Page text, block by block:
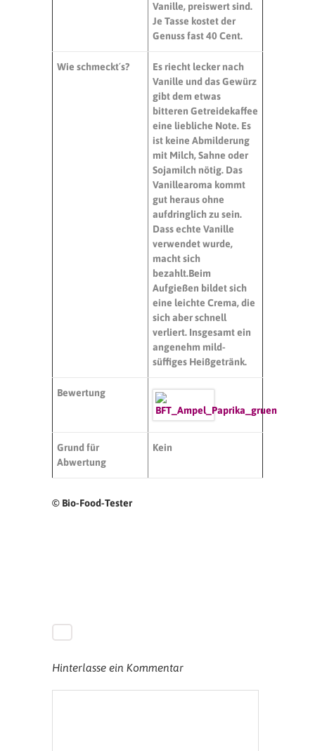
Vanille, preiswert sind.
Je Tasse kostet der
Genuss fast 40 Cent.
Wie schmeckt´s?
Es riecht lecker nach
Vanille und das Gewürz
gibt dem etwas
bitteren Getreidekaffee
eine liebliche Note. Es
ist keine Abmilderung
mit Milch, Sahne oder
Sojamilch nötig. Das
Vanillearoma kommt
gut heraus ohne
aufdringlich zu sein.
Dass echte Vanille
verwendet wurde,
macht sich
bezahlt.Beim
Aufgießen bildet sich
eine leichte Crema, die
sich aber schnell
verliert. Insgesamt ein
angenehm mild-
süffiges Heißgetränk.
Bewertung
Grund für
Abwertung
Kein
© Bio-Food-Tester
Hinterlasse ein Kommentar